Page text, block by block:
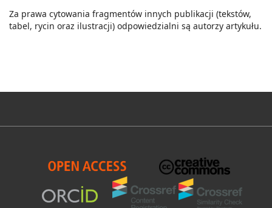
Za prawa cytowania fragmentów innych publikacji (tekstów,
tabel, rycin oraz ilustracji) odpowiedzialni są autorzy artykułu.